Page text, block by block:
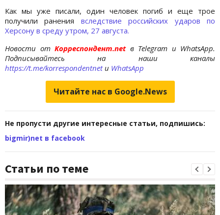
Как мы уже писали, один человек погиб и еще трое
получили ранения вследствие российских ударов по
Херсону в среду утром, 27 августа.
Новости отКорреспондент.net в Telegram и WhatsApp.
Подписывайтесь на наши каналы
https://t.me/korrespondentnetи WhatsApp
Читайте нас в Google.News
Не пропусти другие интересные статьи, подпишись:
bigmir)net в facebook
Статьи по теме